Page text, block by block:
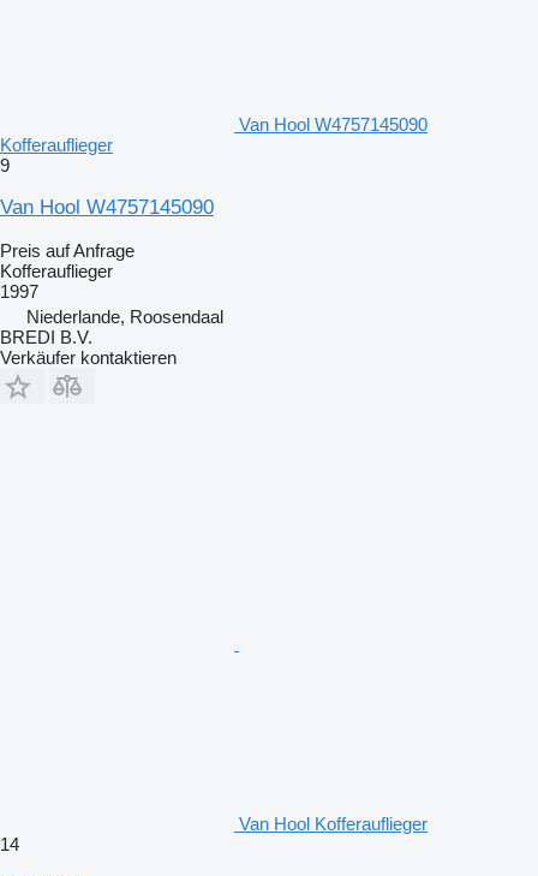
Van Hool W4757145090
Kofferauflieger
9
Van Hool W4757145090
Preis auf Anfrage
Kofferauflieger
1997
Niederlande, Roosendaal
BREDI B.V.
Verkäufer kontaktieren
Van Hool Kofferauflieger
14